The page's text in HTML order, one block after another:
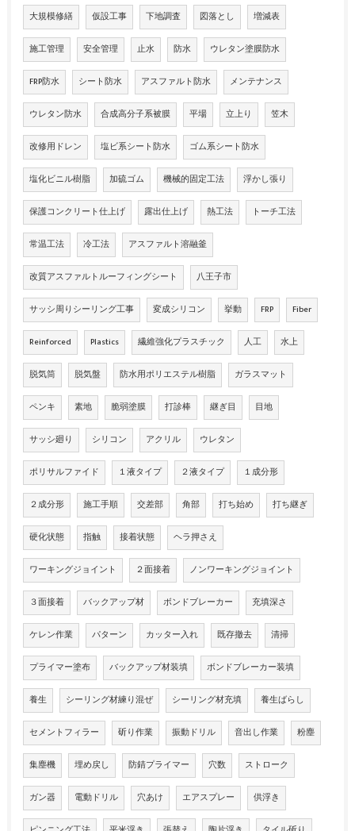
大規模修繕 仮設工事 下地調査 図落とし 増減表
施工管理 安全管理 止水 防水 ウレタン塗膜防水
FRP防水 シート防水 アスファルト防水 メンテナンス
ウレタン防水 合成高分子系被膜 平場 立上り 笠木
改修用ドレン 塩ビ系シート防水 ゴム系シート防水
塩化ビニル樹脂 加硫ゴム 機械的固定工法 浮かし張り
保護コンクリート仕上げ 露出仕上げ 熱工法 トーチ工法
常温工法 冷工法 アスファルト溶融釜
改質アスファルトルーフィングシート 八王子市
サッシ周りシーリング工事 変成シリコン 挙動 FRP Fiber
Reinforced Plastics 繊維強化プラスチック 人工 水上
脱気筒 脱気盤 防水用ポリエステル樹脂 ガラスマット
ペンキ 素地 脆弱塗膜 打診棒 継ぎ目 目地
サッシ廻り シリコン アクリル ウレタン
ポリサルファイド １液タイプ ２液タイプ １成分形
２成分形 施工手順 交差部 角部 打ち始め 打ち継ぎ
硬化状態 指触 接着状態 ヘラ押さえ
ワーキングジョイント ２面接着 ノンワーキングジョイント
３面接着 バックアップ材 ボンドブレーカー 充填深さ
ケレン作業 パターン カッター入れ 既存撤去 清掃
プライマー塗布 バックアップ材装填 ボンドブレーカー装填
養生 シーリング材練り混ぜ シーリング材充填 養生ばらし
セメントフィラー 斫り作業 振動ドリル 音出し作業 粉塵
集塵機 埋め戻し 防錆プライマー 穴数 ストローク
ガン器 電動ドリル 穴あけ エアスプレー 供浮き